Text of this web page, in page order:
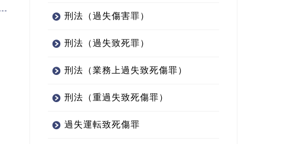
刑法（過失傷害罪）
刑法（過失致死罪）
刑法（業務上過失致死傷罪）
刑法（重過失致死傷罪）
過失運転致死傷罪